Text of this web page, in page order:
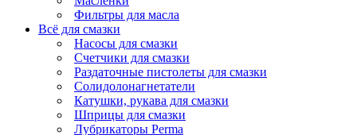
Фильтры для масла
Всё для смазки
Насосы для смазки
Счетчики для смазки
Раздаточные пистолеты для смазки
Солидолонагнетатели
Катушки, рукава для смазки
Шприцы для смазки
Лубрикаторы Perma